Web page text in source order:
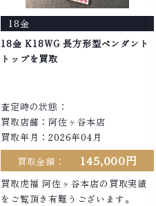
ではお値段の付かなかったお品物で
も、一点一点丁寧に無料で査定しま
す。お気軽にご連絡ください。
TEL: 0120-959-764営業時間:
18金
18金 K18WG 長方形型ペンダント
トップを買取
査定時の状態：
買取店舗：阿佐ヶ谷本店
買取年月：2026年04月
買取金額：
145,000円
買取虎福 阿佐ヶ谷本店の買取実績
をご覧頂き有難うございます。